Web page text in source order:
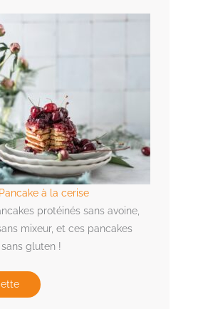
Pancake à la cerise
protéinés sans avoine,
mixeur, et ces pancakes
gluten !